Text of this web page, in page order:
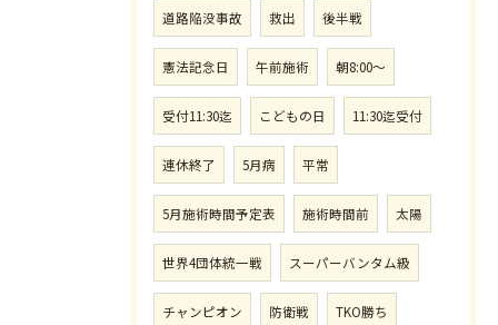
道路陥没事故 救出 後半戦
憲法記念日 午前施術 朝8:00〜
受付11:30迄 こどもの日 11:30迄受付
連休終了 5月病 平常
5月施術時間予定表 施術時間前 太陽
世界4団体統一戦 スーパーバンタム級
チャンピオン 防衛戦 TKO勝ち